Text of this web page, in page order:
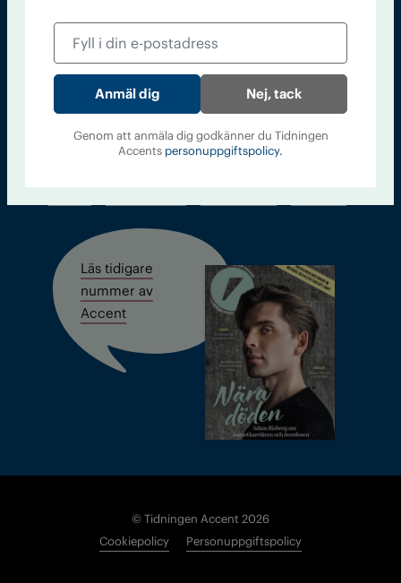
Tidningen Accent, A4, Bondegatan 21, 116 33 Stockholm
accent@iogt.se
Chefredaktör och ansvarig utgivare: Barbro Janson Lundkvist,
barbro@a4.se.
Läs tidigare
nummer av
Accent
© Tidningen Accent 2026
Cookiepolicy
Personuppgiftspolicy
Nej, tack
Genom att anmäla dig godkänner du Tidningen
Accents personuppgiftspolicy.